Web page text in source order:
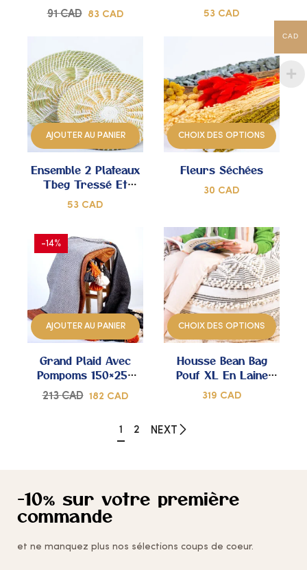
DE
91CAD 83 CAD
Brodé À La Main –
53 CAD
AJOUTER AU PANIER
AJOUTER
MES
COUPS
Ensemble 2 Plateaux
Tbeg Tressé Et
Brodé À La Main –
53 CAD
CHOIX DES OPTIONS
AJOUTER
COUPS
Fleurs Séchées
30 CAD
-14%
AJOUTER AU PANIER
AJOUTER
MES
COUPS
DE
Grand Plaid Avec
Pompoms 150×250
Cm – Tissé À La
213CAD 182 CAD
CHOIX DES OPTIONS
AJOUTER
MES
COUPS
Housse Bean Bag
Pouf XL En Laine
Ornée De Boules –
319 CAD
1 2 NEXT
-10% sur votre première
commande
et ne manquez plus nos sélections coups de coeur.
CAD